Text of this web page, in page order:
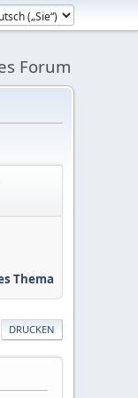
Thema
DRUCKEN